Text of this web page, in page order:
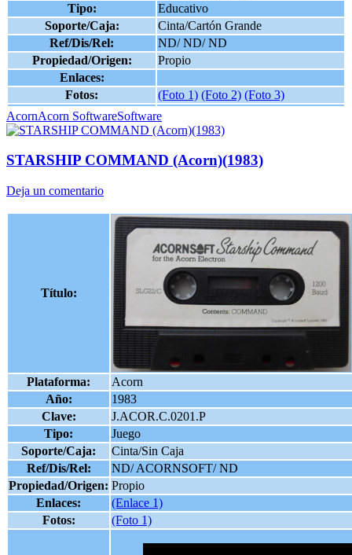
Tipo:
Educativo
Soporte/Caja:
Cinta/Cartón Grande
Ref/Dis/Rel:
ND/ ND/ ND
Propiedad/Origen:
Propio
Enlaces:
Fotos:
(Foto 1) (Foto 2) (Foto 3)
AcornAcorn SoftwareSoftware
STARSHIP COMMAND (Acorn)(1983)
Deja un comentario
Título:
Plataforma:
Acorn
Año:
1983
Clave:
J.ACOR.C.0201.P
Tipo:
Juego
Soporte/Caja:
Cinta/Sin Caja
Ref/Dis/Rel:
ND/ ACORNSOFT/ ND
Propiedad/Origen: Propio
Enlaces:
(Enlace 1)
Fotos:
(Foto 1)